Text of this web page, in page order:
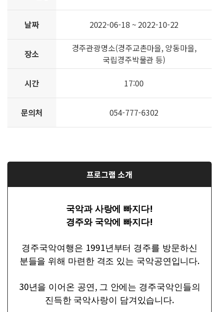
날짜 2022-06-18 ~ 2022-10-22
장소
경주관광명소(경주교촌마을, 양동마을,
국립경주박물관 등)
시간
17:00
문의처 054-777-6302
프로그램 소개
국악과 사랑에 빠지다!
경주와 국악에 빠지다!
경주국악여행은 1991년부터 경주를 방문하신
분들을 위해 마련한 격조 있는 국악공연입니다.
30년을 이어온 공연 , 그 안에는 경주국악인들의
진득한 국악사랑이 담겨있습니다.